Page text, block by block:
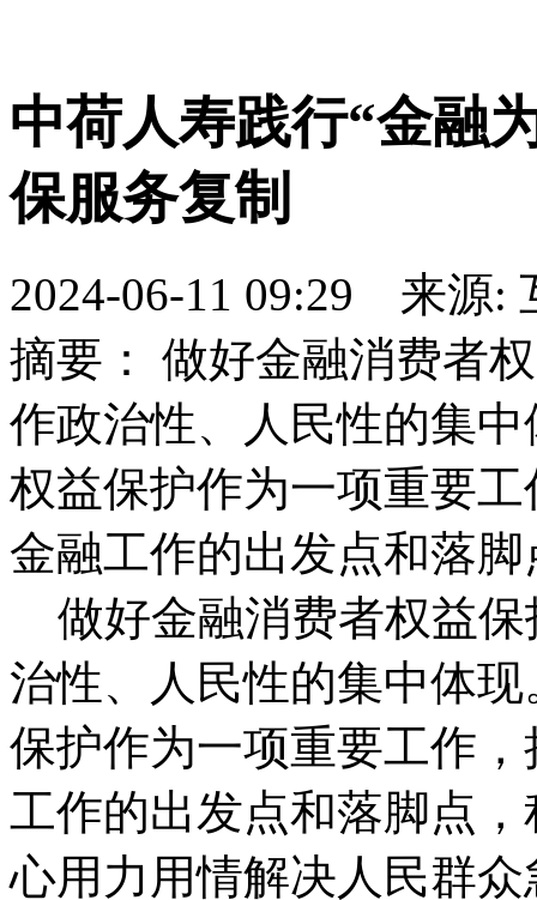
中荷人寿践行“金融
保服务复制
2024-06-11 09:29 来
摘要： 做好金融消费者
作政治性、人民性的集
权益保护作为一项重要
金融工作的出发点和落脚
做好金融消费者权益保
治性、人民性的集中体
保护作为一项重要工作
工作的出发点和落脚点
心用力用情解决人民群